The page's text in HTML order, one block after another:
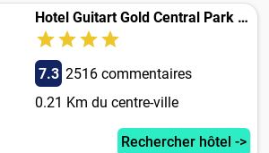
Hotel Guitart Gold Central Park Aqua Resort
7.3 2516 commentaires
0.21 Km du centre-ville
Rechercher hôtel ->